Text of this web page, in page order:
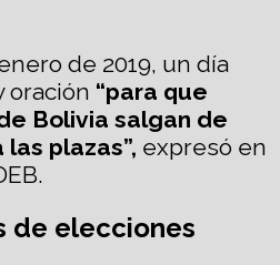
de 2019, un día
oración “para que
Bolivia salgan de
plazas”, expresó en
de elecciones